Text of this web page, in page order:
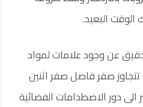
البعيد.
عن وجود علامات لمواد
صفر فاصل صفر اثنين
الى دور الاصطدامات الفضائية